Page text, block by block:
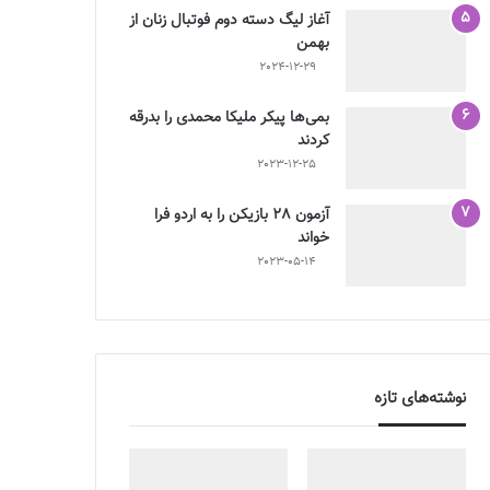
آغاز لیگ دسته دوم فوتبال زنان از
بهمن
2024-12-29
بمی‌ها پیکر ملیکا محمدی را بدرقه
کردند
2023-12-25
آزمون 28 بازیکن را به اردو فرا
خواند
2023-05-14
نوشته‌های تازه